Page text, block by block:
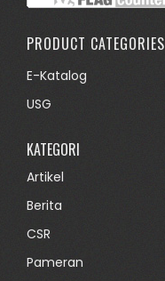
PRODUCT CATEGORIES
E-Katalog
USG
KATEGORI
Artikel
Berita
CSR
Pameran